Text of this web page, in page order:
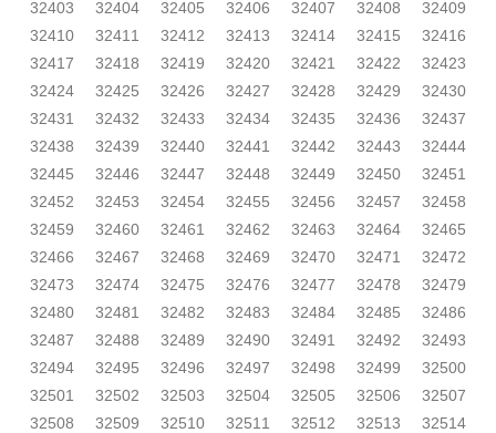
32403
32404 32405 32406 32407 32408
32409
32410
32411 32412 32413 32414 32415
32416
32417
32418 32419 32420 32421 32422
32423
32424
32425 32426 32427 32428 32429
32430
32431
32432 32433 32434 32435 32436
32437
32438
32439 32440 32441 32442 32443
32444
32445
32446 32447 32448 32449 32450
32451
32452
32453 32454 32455 32456 32457
32458
32459
32460 32461 32462 32463 32464
32465
32466
32467 32468 32469 32470 32471
32472
32473
32474 32475 32476 32477 32478
32479
32480
32481 32482 32483 32484 32485
32486
32487
32488 32489 32490 32491 32492
32493
32494
32495 32496 32497 32498 32499
32500
32501
32502 32503 32504 32505 32506
32507
32508
32509 32510 32511 32512 32513
32514